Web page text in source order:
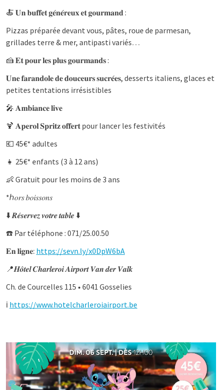
🍝 𝐔𝐧 𝐛𝐮𝐟𝐟𝐞𝐭 𝐠𝐞́𝐧𝐞́𝐫𝐞𝐮𝐱 𝐞𝐭 𝐠𝐨𝐮𝐫𝐦𝐚𝐧𝐝 :
Pizzas préparée devant vous, pâtes, roue de parmesan,
grillades terre & mer, antipasti variés…
🍰 𝐄𝐭 𝐩𝐨𝐮𝐫 𝐥𝐞𝐬 𝐩𝐥𝐮𝐬 𝐠𝐨𝐮𝐫𝐦𝐚𝐧𝐝𝐬 :
𝐔𝐧𝐞 𝐟𝐚𝐫𝐚𝐧𝐝𝐨𝐥𝐞 𝐝𝐞 𝐝𝐨𝐮𝐜𝐞𝐮𝐫𝐬 𝐬𝐮𝐜𝐫𝐞́𝐞𝐬, desserts italiens, glaces et
petites tentations irrésistibles
🎤 𝐀𝐦𝐛𝐢𝐚𝐧𝐜𝐞 𝐥𝐢𝐯𝐞
🍹 𝐀𝐩𝐞𝐫𝐨𝐥 𝐒𝐩𝐫𝐢𝐭𝐳 𝐨𝐟𝐟𝐞𝐫𝐭 pour lancer les festivités
💶 45€* adultes
👧 25€* enfants (3 à 12 ans)
👶 Gratuit pour les moins de 3 ans
*ℎ𝑜𝑟𝑠 𝑏𝑜𝑖𝑠𝑠𝑜𝑛𝑠
⬇️ 𝑹𝒆́𝒔𝒆𝒓𝒗𝒆𝒛 𝒗𝒐𝒕𝒓𝒆 𝒕𝒂𝒃𝒍𝒆 ⬇️
☎️ Par téléphone : 071/25.00.50
𝐄𝐧 𝐥𝐢𝐠𝐧𝐞: https://sevn.ly/x0DpW6bA
📍𝑯𝒐̂𝒕𝒆𝒍 𝑪𝒉𝒂𝒓𝒍𝒆𝒓𝒐𝒊 𝑨𝒊𝒓𝒑𝒐𝒓𝒕 𝑽𝒂𝒏 𝒅𝒆𝒓 𝑽𝒂𝒍𝒌
Ch. de Courcelles 115 • 6041 Gosselies
ℹ️ https://www.hotelcharleroiairport.be